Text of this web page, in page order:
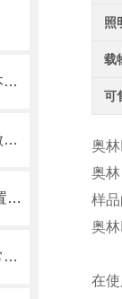
奥林巴斯生物显微镜的扫描电镜标本制备方法
解读DMIL倒置显微镜|DMIL倒置显微镜是什么？
奥林巴斯CKX53倒置荧光显微镜配置方案选择
立体成像显微镜镜头容易脏污？日常清洁与保养规范
照
载
可
奥
奥
样
奥
在